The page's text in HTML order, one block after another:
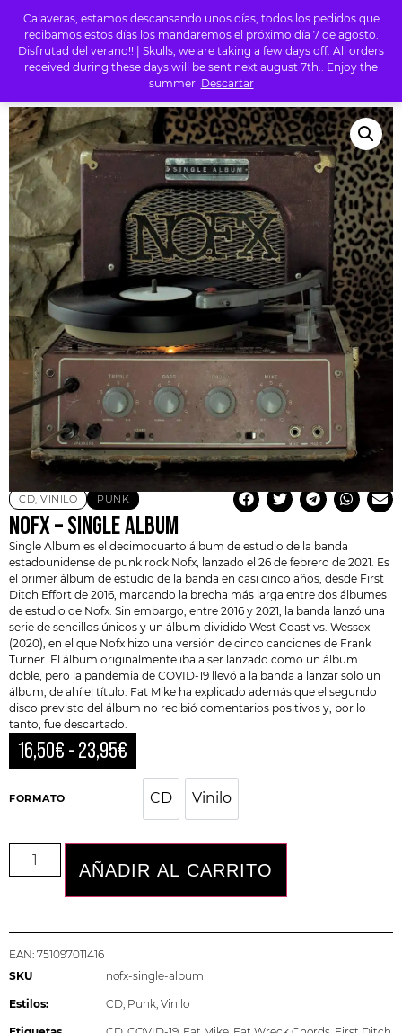
Calaveras, estamos descansando unos días, todos los pedidos que
recibamos estos días los mandaremos el próximo día 7 de agosto.
Disfrutad del verano!! | Skulls, we are taking a few days off. All orders
received during these days will be sent next august 7th.. Enjoy the
summer! Descartar
0
TIENDA/PUNK/ NOFX – SINGLE ALBUM
CD, VINILO PUNK
NOFX – SINGLE ALBUM
Single Album es el decimocuarto álbum de estudio de la banda
estadounidense de punk rock Nofx , lanzado el 26 de febrero de 2021. Es
el primer álbum de estudio de la banda en casi cinco años, desde First
Ditch Effort de 2016, marcando la brecha más larga entre dos álbumes
de estudio de Nofx. Sin embargo, entre 2016 y 2021, la banda lanzó una
serie de sencillos únicos y un álbum dividido West Coast vs. Wessex
(2020), en el que Nofx hizo una versión de cinco canciones de Frank
Turner. El álbum originalmente iba a ser lanzado como un álbum
doble, pero la pandemia de COVID-19 llevó a la banda a lanzar solo un
álbum, de ahí el título. Fat Mike ha explicado además que el segundo
disco previsto del álbum no recibió comentarios positivos y, por lo
tanto, fue descartado.
16,50€ - 23,95€
FORMATO CD Vinilo
AÑADIR AL CARRITO
EAN: 751097011416
SKU
nofx-single-album
Estilos: CD, Punk, Vinilo